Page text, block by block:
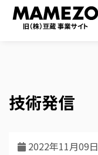
技術発信
2022年11月09日